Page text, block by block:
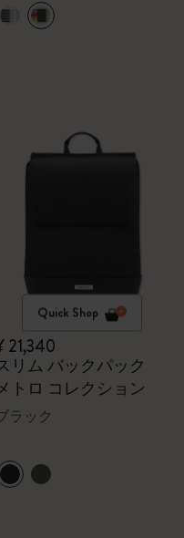
Quick Shop
21,340
リム バックパック
トロ コレクション
ラック